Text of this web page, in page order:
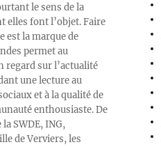
le sens de la
elles font l’objet. Faire
est la marque de
permet au
regard sur l’actualité
une lecture au
et à la qualité de
enthousiaste. De
SWDE, ING,
de Verviers, les